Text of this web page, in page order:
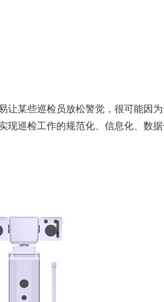
某些巡检员放松警觉，很可能因
巡检工作的规范化、信息化、数据